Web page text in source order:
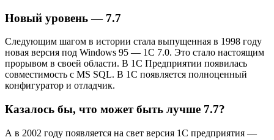
Новый уровень — 7.7
Следующим шагом в истории стала выпущенная в 1998 году
новая версия под Windows 95 — 1С 7.0. Это стало настоящим
прорывом в своей области. В 1С Предприятии появилась
совместимость с MS SQL. В 1С появляется полноценный
конфигуратор и отладчик.
Казалось бы, что может быть лучше 7.7?
А в 2002 году появляется на свет версия 1С предприятия —